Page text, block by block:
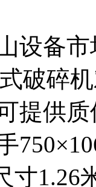
设备
破碎
提供
寸1.26